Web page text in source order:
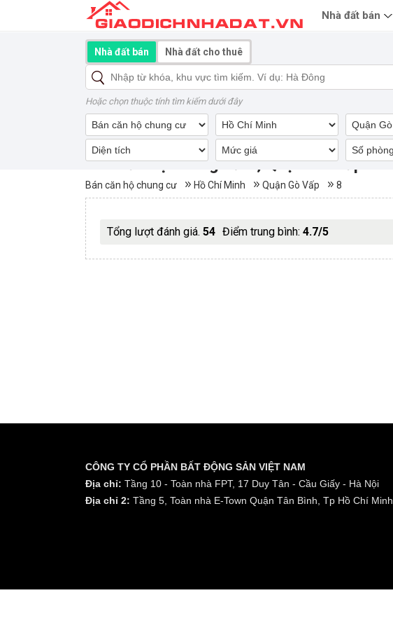
Bán căn hộ chung cư 8, Quận Gò Vấp
Bán căn hộ chung cư Hồ Chí Minh Quận Gò Vấp 8
Tổng lượt đánh giá. 54 Điểm trung bình: 4.7/5
Nhà đất bán Nhà đất cho thuê
Hoặc chọn thuộc tính tìm kiếm dưới đây
Nhà đất bán
CÔNG TY CỔ PHẦN BẤT ĐỘNG SẢN VIỆT NAM
Địa chỉ: Tầng 10 - Toàn nhà FPT, 17 Duy Tân - Cầu Giấy - Hà Nội
Địa chỉ 2: Tầng 5, Toàn nhà E-Town Quận Tân Bình, Tp Hồ Chí Minh